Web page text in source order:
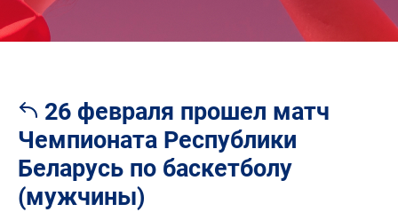
26 февраля прошел матч
Чемпионата Республики
Беларусь по баскетболу
(мужчины)